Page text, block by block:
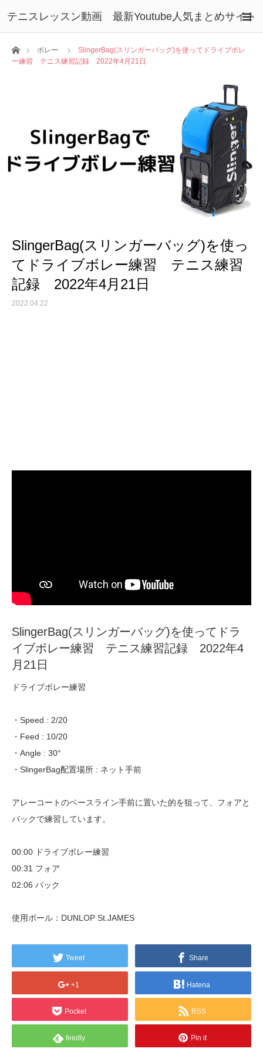
テニスレッスン動画 最新Youtube人気まとめサイト
ホームボレー
SlingerBag(スリンガーバッグ)を使ってドライブボレ
ー練習 テニス練習記録 2022年4月21日
SlingerBag(スリンガーバッグ)を使っ
てドライブボレー練習 テニス練習
記録 2022年4月21日
2022.04.22
SlingerBag(スリンガーバッグ)を使ってドラ
イブボレー練習 テニス練習記録 2022年4
月21日
ドライブボレー練習
・Speed : 2/20
・Feed : 10/20
・Angle : 30°
・SlingerBag配置場所 : ネット手前
アレーコートのベースライン手前に置いた的を狙って、フォアと
バックで練習しています。
00:00 ドライブボレー練習
00:31 フォア
02:06 バック
使用ボール：DUNLOP St.JAMES
Tweet Share
+1 Hatena
Pocket RSS
feedly Pin it